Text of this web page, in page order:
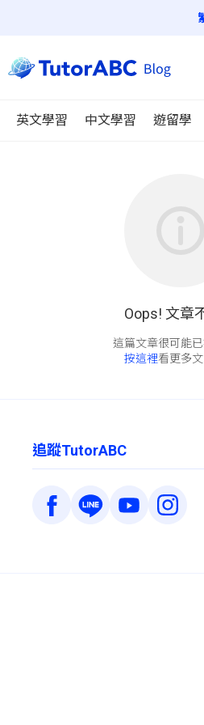
英文學習 中文學習 遊留學
Oops! 文章
按這裡看更多文
追蹤TutorABC